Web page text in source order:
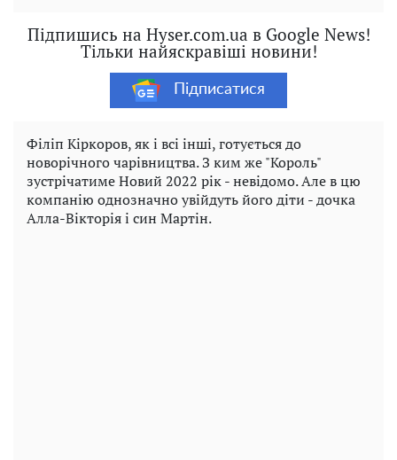
Підпишись на Hyser.com.ua в Google News!
Тільки найяскравіші новини!
Підписатися
Філіп Кіркоров, як і всі інші, готується до
новорічного чарівництва. З ким же "Король"
зустрічатиме Новий 2022 рік - невідомо. Але в цю
компанію однозначно увійдуть його діти - дочка
Алла-Вікторія і син Мартін.